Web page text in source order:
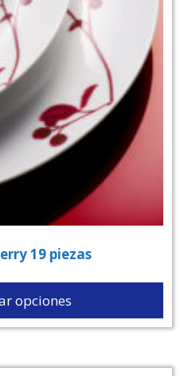
19 piezas
opciones